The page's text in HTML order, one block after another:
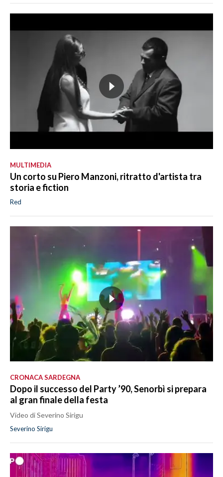
MULTIMEDIA
Un corto su Piero Manzoni, ritratto d'artista tra
storia e fiction
Red
CRONACA SARDEGNA
Dopo il successo del Party ’90, Senorbì si prepara
al gran finale della festa
Video di Severino Sirigu
Severino Sirigu